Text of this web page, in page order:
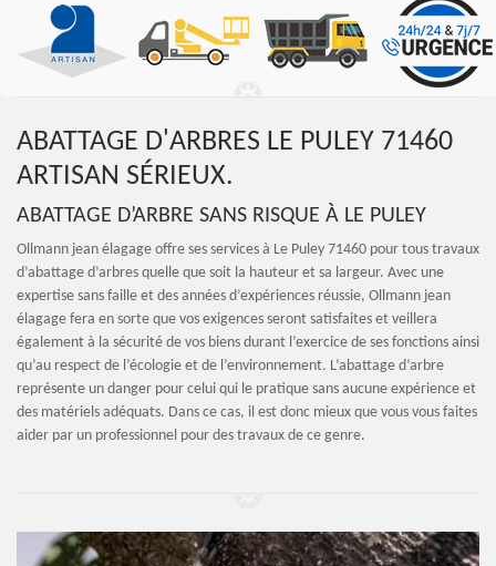
ABATTAGE D'ARBRES LE PULEY 71460
ARTISAN SÉRIEUX.
ABATTAGE D’ARBRE SANS RISQUE À LE PULEY
Ollmann jean élagage offre ses services à Le Puley 71460 pour tous travaux
d’abattage d’arbres quelle que soit la hauteur et sa largeur. Avec une
expertise sans faille et des années d’expériences réussie, Ollmann jean
élagage fera en sorte que vos exigences seront satisfaites et veillera
également à la sécurité de vos biens durant l’exercice de ses fonctions ainsi
qu’au respect de l’écologie et de l’environnement. L’abattage d’arbre
représente un danger pour celui qui le pratique sans aucune expérience et
des matériels adéquats. Dans ce cas, il est donc mieux que vous vous faites
aider par un professionnel pour des travaux de ce genre.